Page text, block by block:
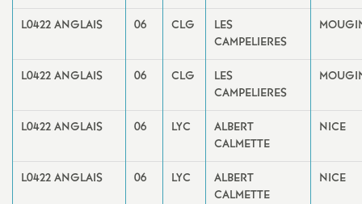
L0422 ANGLAIS 06 CLG
LES
CAMPELIERES
L0422 ANGLAIS 06 CLG
LES
CAMPELIERES
L0422 ANGLAIS 06 LYC
ALBERT
CALMETTE
NICE
L0422 ANGLAIS 06 LYC
ALBERT
CALMETTE
NICE